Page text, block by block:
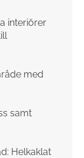
interiörer
med
samt
Helkaklat